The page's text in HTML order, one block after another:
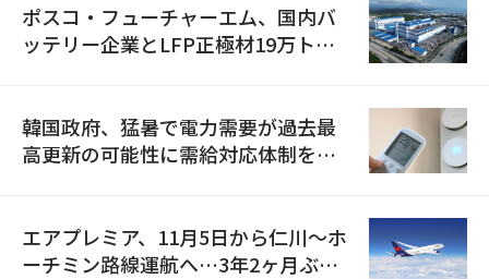
ポスコ・フューチャーエム、国内バ
ッテリー企業とLFP正極材19万トン
韓国政府、猛暑で電力需要が過去最
高更新の可能性に需給対応体制を点
エアプレミア、11月5日から仁川〜ホ
ーチミン路線運航へ…3年2ヶ月ぶり